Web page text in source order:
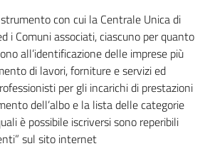
con cui la Centrale Unica di
i Comuni associati, ciascuno per quanto
all’identificazione delle imprese più
di lavori, forniture e servizi ed
per gli incarichi di prestazioni
dell’albo e la lista delle categorie
è possibile iscriversi sono reperibili
sul sito internet